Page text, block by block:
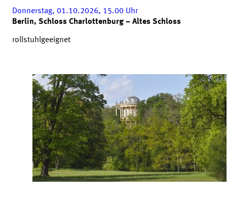
Donnerstag, 01.10.2026, 15.00 Uhr
Berlin, Schloss Charlottenburg – Altes Schloss
rollstuhlgeeignet